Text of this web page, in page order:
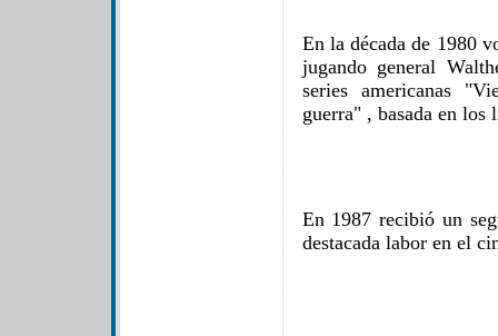
En la década de 1980
jugando general
series americanas
guerra" , basada en
En 1987 recibió un
destacada labor en el